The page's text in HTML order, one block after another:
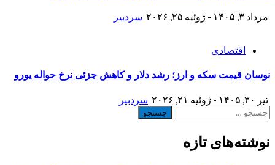
مرداد ۳, ۱۴۰۵ - ژوئیه ۲۵, ۲۰۲۶ سردبیر
اقتصادی
نوسان قیمت سکه و ارز؛ رشد دلار و کاهش جزئی نرخ حواله یورو
تیر ۳۰, ۱۴۰۵ - ژوئیه ۲۱, ۲۰۲۶
سردبیر
جستجو
نوشته‌های تازه